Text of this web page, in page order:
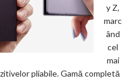
y Z,
marc
ând
cel
mai
pliabile. Gamă completă